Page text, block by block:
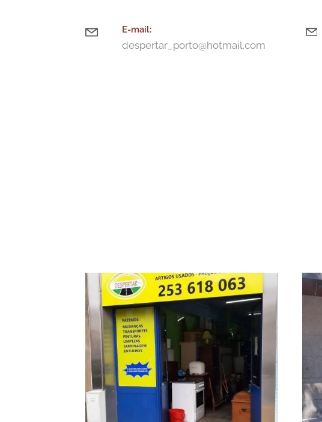
E-mail:
despertar_porto@hotmail.com